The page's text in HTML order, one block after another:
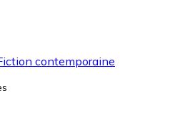
contemporaine